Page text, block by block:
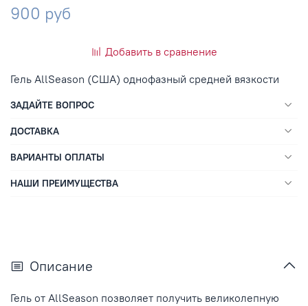
900 руб
Добавить в сравнение
ЗАДАЙТЕ ВОПРОС
ДОСТАВКА
ВАРИАНТЫ ОПЛАТЫ
НАШИ ПРЕИМУЩЕСТВА
Гель AllSeason (США) однофазный средней вязкости
Описание
Гель от AllSeason позволяет получить великолепную